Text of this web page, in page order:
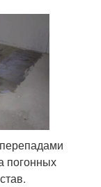
погонных